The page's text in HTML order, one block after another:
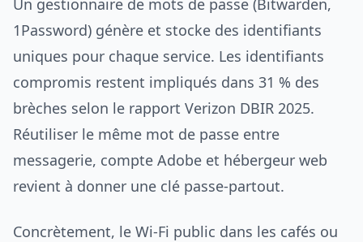
Un gestionnaire de mots de passe (Bitwarden,
1Password) génère et stocke des identifiants
uniques pour chaque service. Les identifiants
compromis restent impliqués dans 31 % des
brèches selon le rapport Verizon DBIR 2025.
Réutiliser le même mot de passe entre
messagerie, compte Adobe et hébergeur web
revient à donner une clé passe-partout.
Concrètement, le Wi-Fi public dans les cafés ou